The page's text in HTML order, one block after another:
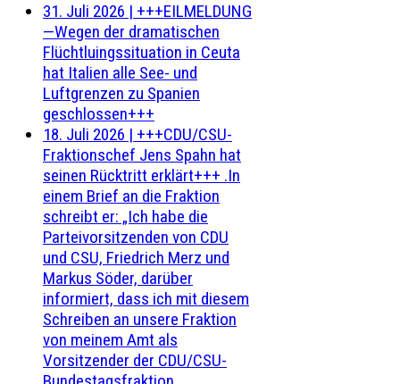
31. Juli 2026 | +++EILMELDUNG
—Wegen der dramatischen
Flüchtluingssituation in Ceuta
hat Italien alle See- und
Luftgrenzen zu Spanien
geschlossen+++
18. Juli 2026 | +++CDU/CSU-
Fraktionschef Jens Spahn hat
seinen Rücktritt erklärt+++ .In
einem Brief an die Fraktion
schreibt er: „Ich habe die
Parteivorsitzenden von CDU
und CSU, Friedrich Merz und
Markus Söder, darüber
informiert, dass ich mit diesem
Schreiben an unsere Fraktion
von meinem Amt als
Vorsitzender der CDU/CSU-